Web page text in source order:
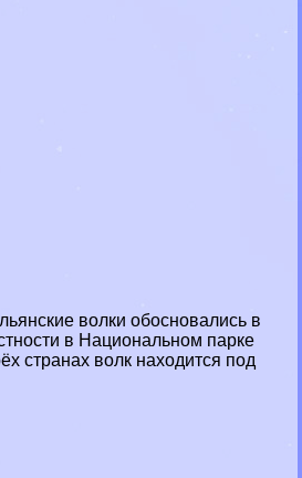
волки обосновались в
в Национальном парке
странах волк находится под